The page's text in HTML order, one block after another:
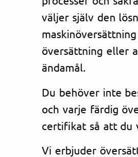
väljer själv den
översättning eller
ändamål.
Du behöver inte
och varje färdig
certifikat så att du
Vi erbjuder